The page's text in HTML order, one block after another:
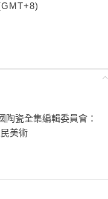
陶瓷全集編輯委員會：
美術